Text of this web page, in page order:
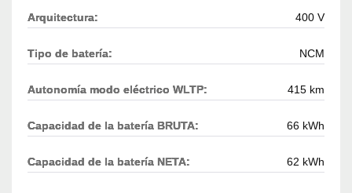
Arquitectura: 400 V
Tipo de batería: NCM
Autonomía modo eléctrico WLTP: 415 km
Capacidad de la batería BRUTA: 66 kWh
Capacidad de la batería NETA: 62 kWh